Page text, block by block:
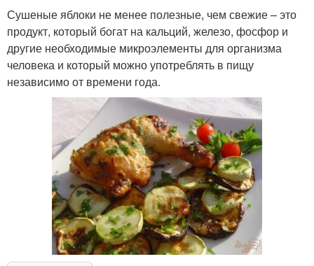
Сушеные яблоки не менее полезные, чем свежие – это
продукт, который богат на кальций, железо, фосфор и
другие необходимые микроэлементы для организма
человека и который можно употреблять в пищу
независимо от времени года.